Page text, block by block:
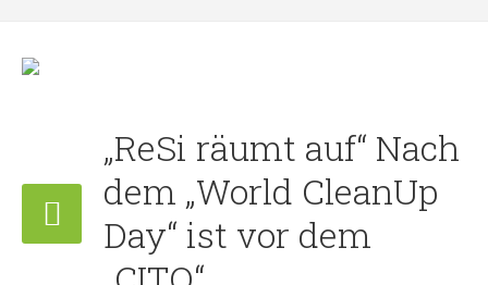
„ReSi räumt auf“ Nach
dem „World CleanUp
Day“ ist vor dem